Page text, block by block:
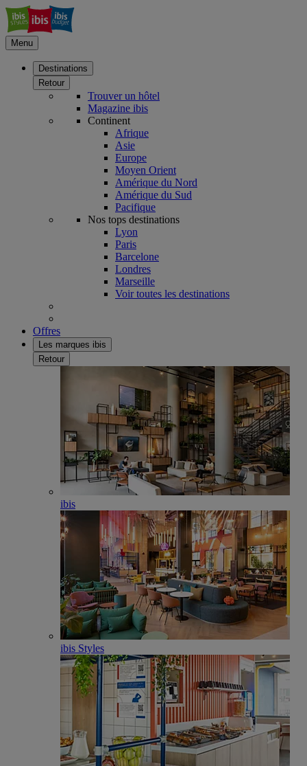
Menu
Destinations
Retour
Trouver un hôtel
Magazine ibis
Continent
Afrique
Asie
Europe
Moyen Orient
Amérique du Nord
Amérique du Sud
Pacifique
Nos tops destinations
Lyon
Paris
Barcelone
Londres
Marseille
Voir toutes les destinations
Offres
Les marques ibis
Retour
ibis
ibis Styles